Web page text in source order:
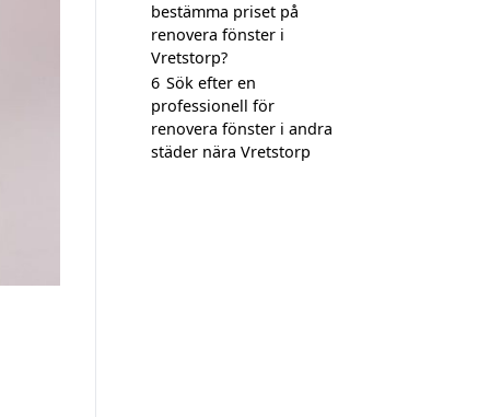
bestämma priset på
renovera fönster i
Vretstorp?
6 Sök efter en
professionell för
renovera fönster i andra
städer nära Vretstorp